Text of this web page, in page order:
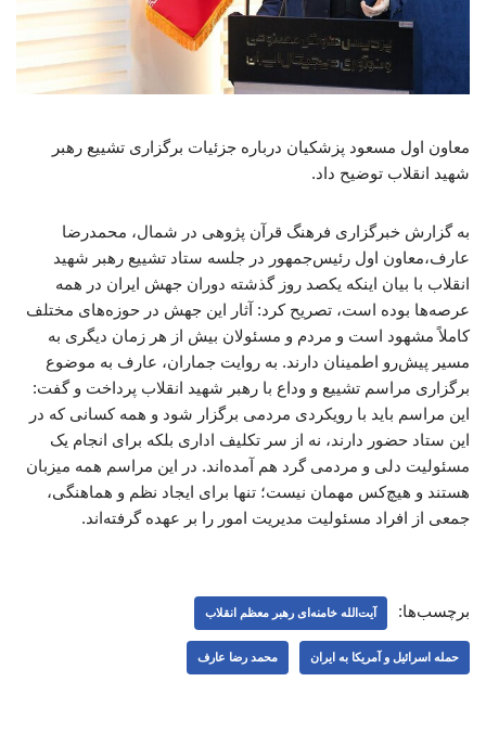
معاون اول مسعود پزشکیان درباره جزئیات برگزاری تشییع رهبر
شهید انقلاب توضیح داد.
به گزارش خبرگزاری فرهنگ قرآن پژوهی در شمال، محمدرضا
عارف،معاون اول رئیس‌جمهور در جلسه ستاد تشییع رهبر شهید
انقلاب با بیان اینکه یکصد روز گذشته دوران جهش ایران در همه
عرصه‌ها بوده است، تصریح کرد: آثار این جهش در حوزه‌های مختلف
کاملاً مشهود است و مردم و مسئولان بیش از هر زمان دیگری به
مسیر پیش‌رو اطمینان دارند. به روایت جماران، عارف به موضوع
برگزاری مراسم تشییع و وداع با رهبر شهید انقلاب پرداخت و گفت:
این مراسم باید با رویکردی مردمی برگزار شود و همه کسانی که در
این ستاد حضور دارند، نه از سر تکلیف اداری بلکه برای انجام یک
مسئولیت دلی و مردمی گرد هم آمده‌اند. در این مراسم همه میزبان
هستند و هیچ‌کس مهمان نیست؛ تنها برای ایجاد نظم و هماهنگی،
جمعی از افراد مسئولیت مدیریت امور را بر عهده گرفته‌اند.
برچسب‌ها: آیت‌الله خامنه‌ای رهبر معظم انقلاب
حمله اسرائیل و آمریکا به ایران محمد رضا عارف